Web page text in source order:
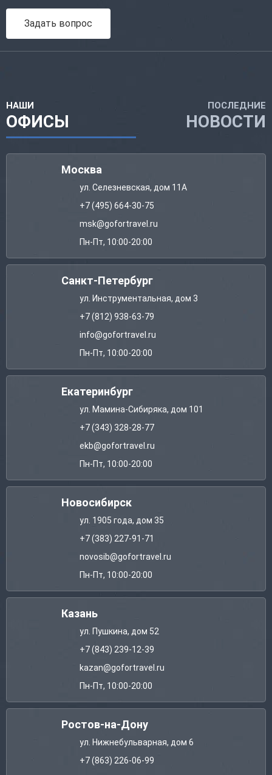
Задать вопрос
НАШИ
ОФИСЫ
ПОСЛЕДНИЕ
НОВОСТИ
Москва
ул. Селезневская, дом 11А
+7 (495) 664-30-75
msk@gofortravel.ru
Пн-Пт, 10:00-20:00
Санкт-Петербург
ул. Инструментальная, дом 3
+7 (812) 938-63-79
info@gofortravel.ru
Пн-Пт, 10:00-20:00
Екатеринбург
ул. Мамина-Сибиряка, дом 101
+7 (343) 328-28-77
ekb@gofortravel.ru
Пн-Пт, 10:00-20:00
Новосибирск
ул. 1905 года, дом 35
+7 (383) 227-91-71
novosib@gofortravel.ru
Пн-Пт, 10:00-20:00
Казань
ул. Пушкина, дом 52
+7 (843) 239-12-39
kazan@gofortravel.ru
Пн-Пт, 10:00-20:00
Ростов-на-Дону
ул. Нижнебульварная, дом 6
+7 (863) 226-06-99